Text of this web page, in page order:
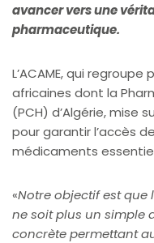
avancer vers une
pharmaceutique.
L’ACAME, qui
africaines dont la
(PCH) d’Algérie, mise
pour garantir l’accès
médicaments
«Notre objectif est
ne soit plus un simple
concrète permettant